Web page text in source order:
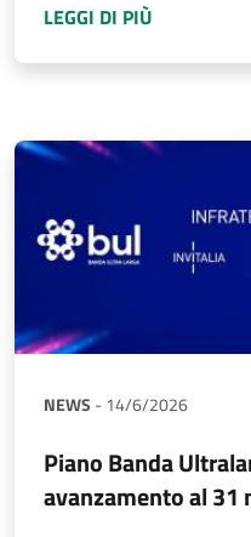
LEGGI DI PIÙ
NEWS - 14/6/2026
Piano Banda
avanzamento al 31